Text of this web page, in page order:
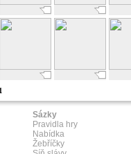
1
Sázky
Pravidla hry
Nabídka
Žebříčky